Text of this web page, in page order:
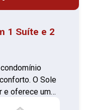
Agende
1 Suíte e 2
O Sole
e oferece uma